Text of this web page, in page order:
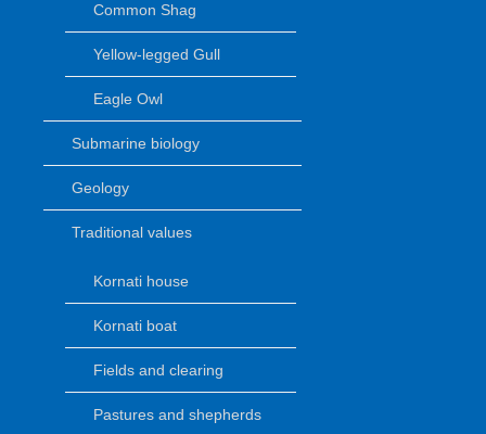
Common Shag
Yellow-legged Gull
Eagle Owl
Submarine biology
Geology
Traditional values
Kornati house
Kornati boat
Fields and clearing
Pastures and shepherds